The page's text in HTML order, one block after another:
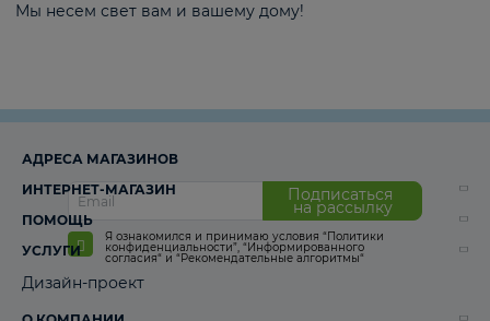
Мы несем свет вам и вашему дому!
Подписаться
на рассылку
Я ознакомился и принимаю условия “Политики
конфиденциальности”, “Информированного
согласия“ и “Рекомендательные алгоритмы“
АДРЕСА МАГАЗИНОВ
ИНТЕРНЕТ-МАГАЗИН
ПОМОЩЬ
УСЛУГИ
Дизайн-проект